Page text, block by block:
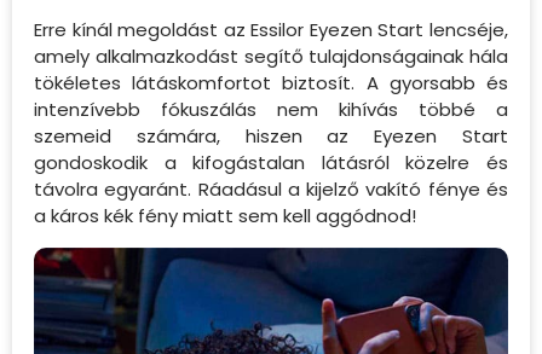
Erre kínál megoldást az Essilor Eyezen Start lencséje,
amely alkalmazkodást segítő tulajdonságainak hála
tökéletes látáskomfortot biztosít. A gyorsabb és
intenzívebb fókuszálás nem kihívás többé a
szemeid számára, hiszen az Eyezen Start
gondoskodik a kifogástalan látásról közelre és
távolra egyaránt. Ráadásul a kijelző vakító fénye és
a káros kék fény miatt sem kell aggódnod!